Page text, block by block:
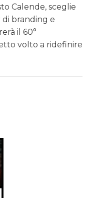
Calende, sceglie
branding e
il 60°
volto a ridefinire